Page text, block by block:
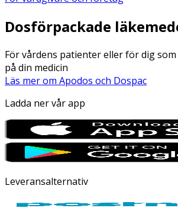
Dosförpackade
För vårdens patienter eller för dig
på din medicin
Läs mer om Apodos och Dospac
Ladda ner vår app
Leveransalternativ